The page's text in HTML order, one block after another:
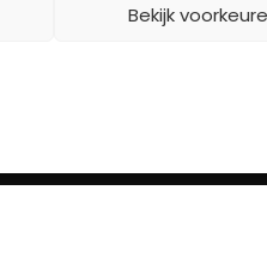
Bekijk